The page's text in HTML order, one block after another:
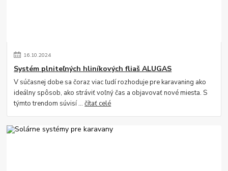
16.10.2024
Systém plniteľných hliníkových fliaš ALUGAS
V súčasnej dobe sa čoraz viac ľudí rozhoduje pre karavaning ako
ideálny spôsob, ako stráviť voľný čas a objavovať nové miesta. S
týmto trendom súvisí ...čítať celé